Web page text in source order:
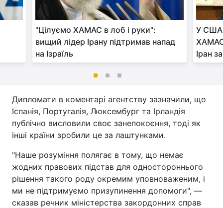
"Цілуємо ХАМАС в лоб і руки":
вищий лідер Ірану підтримав напад
на Ізраїль
У США
ХАМАС
Іран
Дипломати в коментарі агентству зазначили, що
Іспанія, Португалія, Люксембург та Ірландія
публічно висловили своє занепокоєння, тоді як
інші країни зробили це за лаштунками.
"Наше розуміння полягає в тому, що немає
жодних правових підстав для одностороннього
рішення такого роду окремим уповноваженим, і
ми не підтримуємо призупинення допомоги", —
сказав речник міністерства закордонних справ